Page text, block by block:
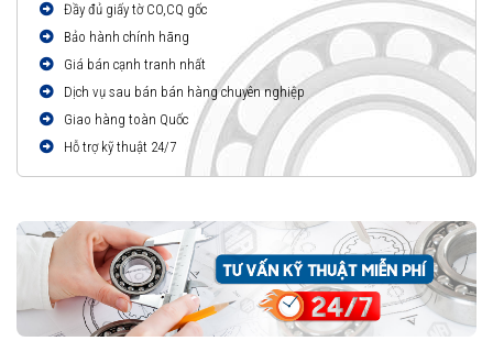
Đầy đủ giấy tờ CO,CQ gốc
Bảo hành chính hãng
Giá bán cạnh tranh nhất
Dịch vụ sau bán bán hàng chuyên nghiệp
Giao hàng toàn Quốc
Hỗ trợ kỹ thuật 24/7